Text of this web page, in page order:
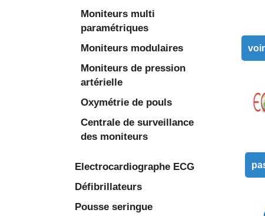
Moniteurs multi
paramétriques
Moniteurs modulaires
Moniteurs de pression
artérielle
Oxymétrie de pouls
Centrale de surveillance
des moniteurs
Electrocardiographe ECG
Défibrillateurs
Pousse seringue